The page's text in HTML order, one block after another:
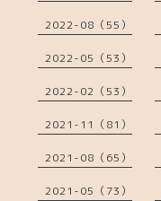
2022-08（55）
2022-05（53）
2022-02（53）
2021-11（81）
2021-08（65）
2021-05（73）